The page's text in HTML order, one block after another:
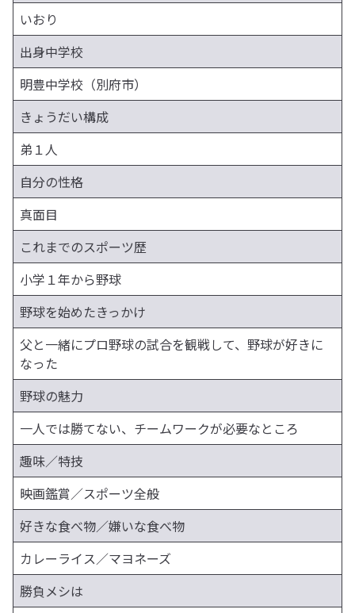
いおり
出身中学校
明豊中学校（別府市）
きょうだい構成
弟１人
自分の性格
真面目
これまでのスポーツ歴
小学１年から野球
野球を始めたきっかけ
父と一緒にプロ野球の試合を観戦して、野球が好きに
なった
野球の魅力
一人では勝てない、チームワークが必要なところ
趣味／特技
映画鑑賞／スポーツ全般
好きな食べ物／嫌いな食べ物
カレーライス／マヨネーズ
勝負メシは